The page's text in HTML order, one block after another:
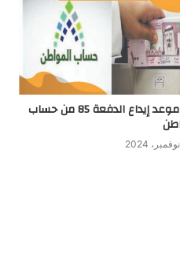
متي موعد إيداع الدفعة 85 من حساب